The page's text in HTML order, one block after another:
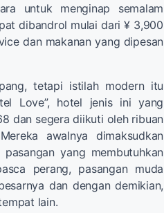
untuk menginap semalam
dibandrol mulai dari ¥ 3,900
dan makanan yang dipesan
tetapi istilah modern itu
Love”, hotel jenis ini yang
dan segera diikuti oleh ribuan
awalnya dimaksudkan
yang membutuhkan
perang, pasangan muda
dan dengan demikian,
lain.